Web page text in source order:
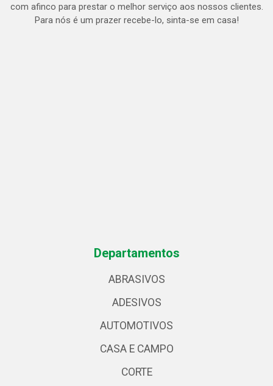
com afinco para prestar o melhor serviço aos nossos clientes.
Para nós é um prazer recebe-lo, sinta-se em casa!
Departamentos
ABRASIVOS
ADESIVOS
AUTOMOTIVOS
CASA E CAMPO
CORTE